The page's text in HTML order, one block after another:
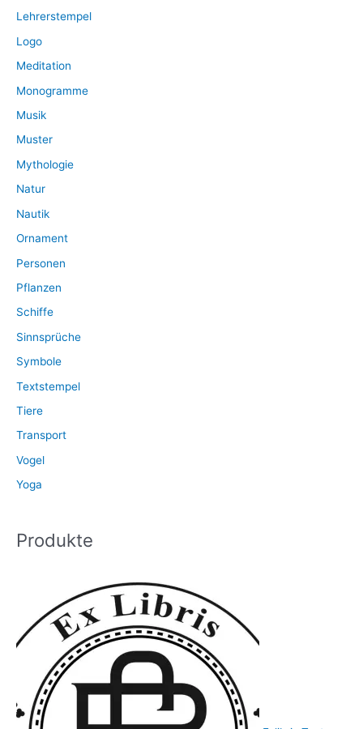
Lehrerstempel
Logo
Meditation
Monogramme
Musik
Muster
Mythologie
Natur
Nautik
Ornament
Personen
Pflanzen
Schiffe
Sinnsprüche
Symbole
Textstempel
Tiere
Transport
Vogel
Yoga
Produkte